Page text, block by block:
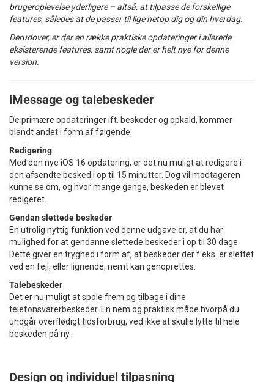
brugeroplevelse yderligere – altså, at tilpasse de forskellige
features, således at de passer til lige netop dig og din hverdag.
Derudover, er der en række praktiske opdateringer i allerede
eksisterende features, samt nogle der er helt nye for denne
version.
iMessage og talebeskeder
De primære opdateringer ift. beskeder og opkald, kommer
blandt andet i form af følgende:
Redigering
Med den nye iOS 16 opdatering, er det nu muligt at redigere i
den afsendte besked i op til 15 minutter. Dog vil modtageren
kunne se om, og hvor mange gange, beskeden er blevet
redigeret.
Gendan slettede beskeder
En utrolig nyttig funktion ved denne udgave er, at du har
mulighed for at gendanne slettede beskeder i op til 30 dage.
Dette giver en tryghed i form af, at beskeder der f.eks. er slettet
ved en fejl, eller lignende, nemt kan genoprettes.
Talebeskeder
Det er nu muligt at spole frem og tilbage i dine
telefonsvarerbeskeder. En nem og praktisk måde hvorpå du
undgår overflødigt tidsforbrug, ved ikke at skulle lytte til hele
beskeden på ny.
Design og individuel tilpasning